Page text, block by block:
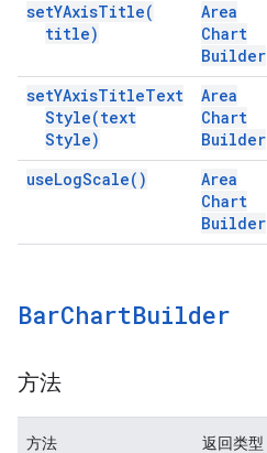
setYAxisTitle(
title)
Area
Chart
Builder
setYAxisTitleText
Style(text
Style)
Area
Chart
Builder
useLogScale( )
Area
Chart
Builder
BarChartBuilder
方法
方法 返回类型